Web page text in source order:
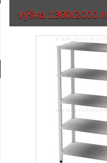
výška 1300/2000